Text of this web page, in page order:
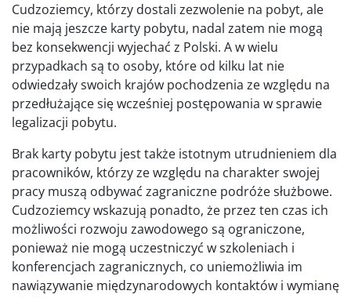
Cudzoziemcy, którzy dostali zezwolenie na pobyt, ale
nie mają jeszcze karty pobytu, nadal zatem nie mogą
bez konsekwencji wyjechać z Polski. A w wielu
przypadkach są to osoby, które od kilku lat nie
odwiedzały swoich krajów pochodzenia ze względu na
przedłużające się wcześniej postępowania w sprawie
legalizacji pobytu.
Brak karty pobytu jest także istotnym utrudnieniem dla
pracowników, którzy ze względu na charakter swojej
pracy muszą odbywać zagraniczne podróże służbowe.
Cudzoziemcy wskazują ponadto, że przez ten czas ich
możliwości rozwoju zawodowego są ograniczone,
ponieważ nie mogą uczestniczyć w szkoleniach i
konferencjach zagranicznych, co uniemożliwia im
nawiązywanie międzynarodowych kontaktów i wymianę